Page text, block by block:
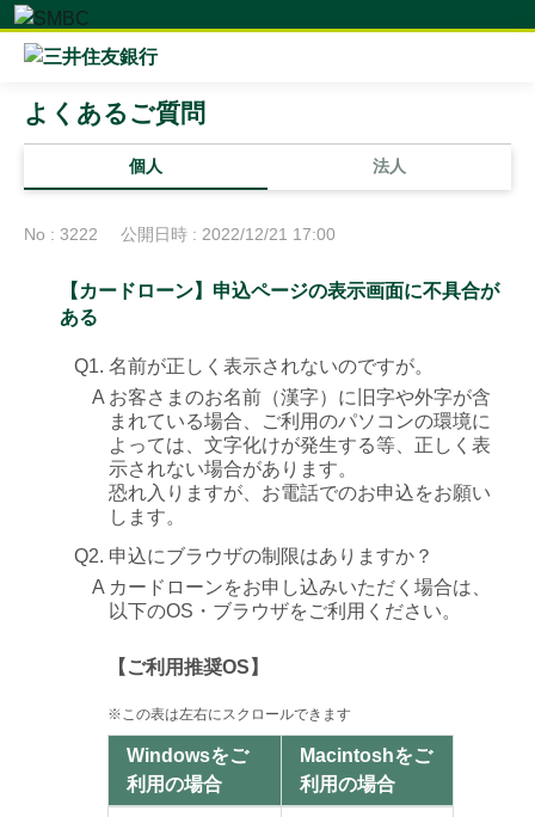
個人 法人
よくあるご質問
No : 3222 公開日時 : 2022/12/21 17:00
【カードローン】申込ページの表示画面に不具合が
ある
Q1. 名前が正しく表示されないのですが。
A お客さまのお名前（漢字）に旧字や外字が含
まれている場合、ご利用のパソコンの環境に
よっては、文字化けが発生する等、正しく表
示されない場合があります。
恐れ入りますが、お電話でのお申込をお願い
します。
Q2. 申込にブラウザの制限はありますか？
A カードローンをお申し込みいただく場合は、
以下のOS・ブラウザをご利用ください。
【ご利用推奨OS】
※この表は左右にスクロールできます
Windowsをご
利用の場合
Macintoshをご
利用の場合